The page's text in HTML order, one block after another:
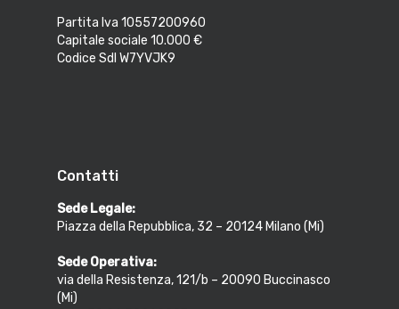
Partita Iva 10557200960
Capitale sociale 10.000 €
Codice SdI W7YVJK9
Contatti
Sede Legale:
Piazza della Repubblica, 32 – 20124 Milano (Mi)
Sede Operativa:
via della Resistenza, 121/b – 20090 Buccinasco
(Mi)